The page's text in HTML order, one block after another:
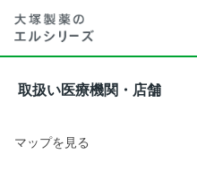
取扱い医療機関・店舗
マップを見る